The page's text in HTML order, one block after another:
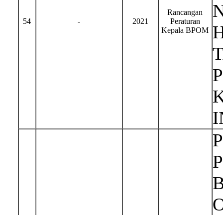
54 - 2021
Rancangan
Peraturan
Kepala BPOM